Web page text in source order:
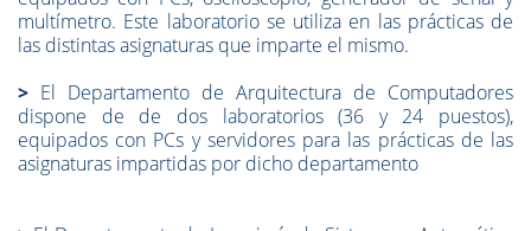
multímetro. Este laboratorio se utiliza en las prácticas de
las distintas asignaturas que imparte el mismo.
> El Departamento de Arquitectura de Computadores
dispone de de dos laboratorios (36 y 24 puestos),
equipados con PCs y servidores para las prácticas de las
asignaturas impartidas por dicho departamento